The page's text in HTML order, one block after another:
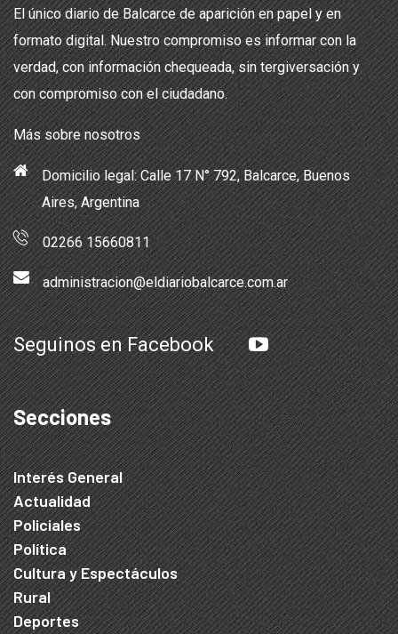
El único diario de Balcarce de aparición en papel y en
formato digital. Nuestro compromiso es informar con la
verdad, con información chequeada, sin tergiversación y
con compromiso con el ciudadano.
Más sobre nosotros
Domicilio legal: Calle 17 N° 792, Balcarce, Buenos
Aires, Argentina
02266 15660811
administracion@eldiariobalcarce.com.ar
Seguinos en Facebook
Secciones
Interés General
Actualidad
Policiales
Política
Cultura y Espectáculos
Rural
Deportes